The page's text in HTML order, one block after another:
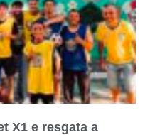
X1 e resgata a